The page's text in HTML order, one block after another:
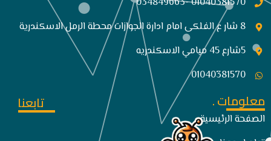
8 شار ع الفلكى امام ادارة الجوازات محطة الرمل الاسكندرية
5شارع 45 ميامي الاسكندريه
01040381570
معلومات .
الصفحة الرئيسية
تابعنا